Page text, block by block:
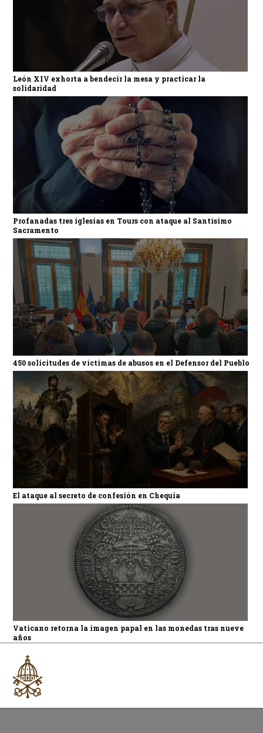
León XIV exhorta a bendecir la mesa y practicar la
solidaridad
Profanadas tres iglesias en Tours con ataque al Santísimo
Sacramento
450 solicitudes de víctimas de abusos en el Defensor del Pueblo
El ataque al secreto de confesión en Chequia
Vaticano retorna la imagen papal en las monedas tras nueve
años